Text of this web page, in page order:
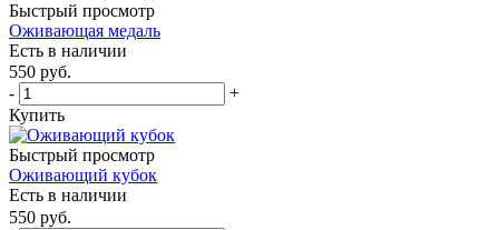
Быстрый просмотр
Оживающая медаль
Есть в наличии
550 руб.
-
+
Купить
Быстрый просмотр
Оживающий кубок
Есть в наличии
550 руб.